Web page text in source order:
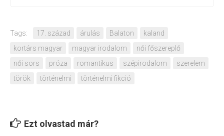
Tags: 17. század árulás Balaton
kaland
kortárs magyar
magyar irodalom
női főszereplő
női sors
próza romantikus szépirodalom
szerelem
török
történelmi történelmi fikció
Ezt olvastad már?